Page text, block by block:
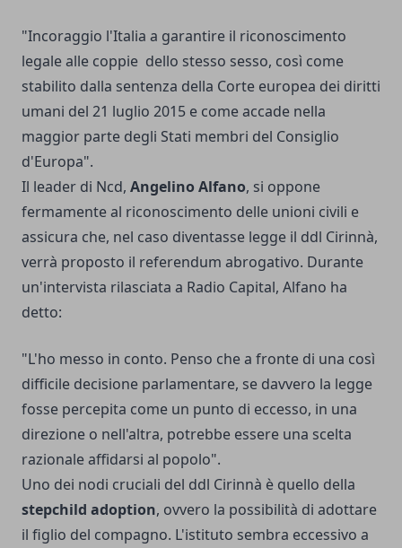
"Incoraggio l'Italia a garantire il riconoscimento
legale alle coppie dello stesso sesso, così come
stabilito dalla sentenza della Corte europea dei diritti
umani del 21 luglio 2015 e come accade nella
maggior parte degli Stati membri del Consiglio
d'Europa".
Il leader di Ncd, Angelino Alfano, si oppone
fermamente al riconoscimento delle unioni civili e
assicura che, nel caso diventasse legge il ddl Cirinnà,
verrà proposto il referendum abrogativo. Durante
un'intervista rilasciata a Radio Capital, Alfano ha
detto:
"L'ho messo in conto. Penso che a fronte di una così
difficile decisione parlamentare, se davvero la legge
fosse percepita come un punto di eccesso, in una
direzione o nell'altra, potrebbe essere una scelta
razionale affidarsi al popolo".
Uno dei nodi cruciali del ddl Cirinnà è quello della
stepchild adoption, ovvero la possibilità di adottare
il figlio del compagno. L'istituto sembra eccessivo a